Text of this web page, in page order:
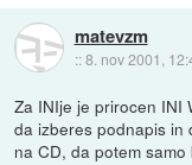
matevzm
::8. nov 2001,
Za INIje je prirocen INI
da izberes podnapis in
na CD, da potem